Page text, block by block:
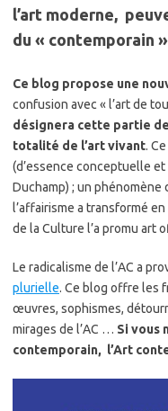
l’art moderne,
du « contemporain »
Ce blog propose une
confusion avec « l’art de
désignera cette partie de
totalité de l’art vivant.
(d’essence conceptuelle
Duchamp) ; un phénomène
l’affairisme a transformé
de la Culture l’a promu art
Le radicalisme de l’AC a
plurielle. Ce blog offre les
œuvres, sophismes,
mirages de l’AC … Si vous
contemporain, l’Art